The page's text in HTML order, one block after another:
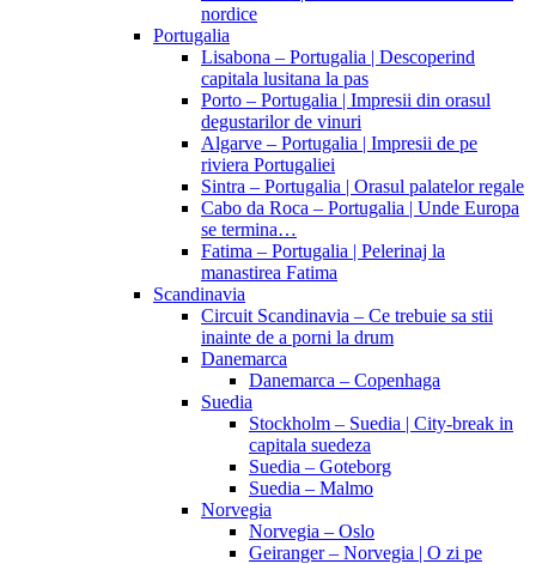
nordice
Portugalia
Lisabona – Portugalia | Descoperind
capitala lusitana la pas
Porto – Portugalia | Impresii din orasul
degustarilor de vinuri
Algarve – Portugalia | Impresii de pe
riviera Portugaliei
Sintra – Portugalia | Orasul palatelor regale
Cabo da Roca – Portugalia | Unde Europa
se termina…
Fatima – Portugalia | Pelerinaj la
manastirea Fatima
Scandinavia
Circuit Scandinavia – Ce trebuie sa stii
inainte de a porni la drum
Danemarca
Danemarca – Copenhaga
Suedia
Stockholm – Suedia | City-break in
capitala suedeza
Suedia – Goteborg
Suedia – Malmo
Norvegia
Norvegia – Oslo
Geiranger – Norvegia | O zi pe